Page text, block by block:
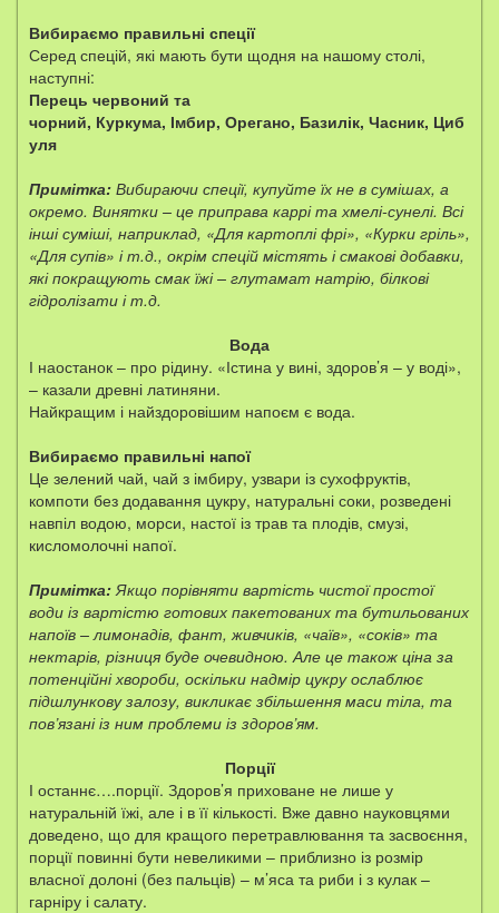
Вибираємо правильні спеції
Серед спецій, які мають бути щодня на нашому столі,
наступні:
Перець червоний та
чорний, Куркума, Імбир, Орегано, Базилік, Часник, Циб
уля
Примітка: Вибираючи спеції, купуйте їх не в сумішах, а
окремо. Винятки – це приправа каррі та хмелі-сунелі. Всі
інші суміші, наприклад, «Для картоплі фрі», «Курки гріль»,
«Для супів» і т.д., окрім спецій містять і смакові добавки,
які покращують смак їжі – глутамат натрію, білкові
гідролізати і т.д.
Вода
І наостанок – про рідину. «Істина у вині, здоров’я – у воді»,
– казали древні латиняни.
Найкращим і найздоровішим напоєм є вода.
Вибираємо правильні напої
Це зелений чай, чай з імбиру, узвари із сухофруктів,
компоти без додавання цукру, натуральні соки, розведені
навпіл водою, морси, настої із трав та плодів, смузі,
кисломолочні напої.
Примітка: Якщо порівняти вартість чистої простої
води із вартістю готових пакетованих та бутильованих
напоїв – лимонадів, фант, живчиків, «чаїв», «соків» та
нектарів, різниця буде очевидною. Але це також ціна за
потенційні хвороби, оскільки надмір цукру ослаблює
підшлункову залозу, викликає збільшення маси тіла, та
пов’язані із ним проблеми із здоров’ям.
Порції
І останнє….порції. Здоров’я приховане не лише у
натуральній їжі, але і в її кількості. Вже давно науковцями
доведено, що для кращого перетравлювання та засвоєння,
порції повинні бути невеликими – приблизно із розмір
власної долоні (без пальців) – м’яса та риби і з кулак –
гарніру і салату.